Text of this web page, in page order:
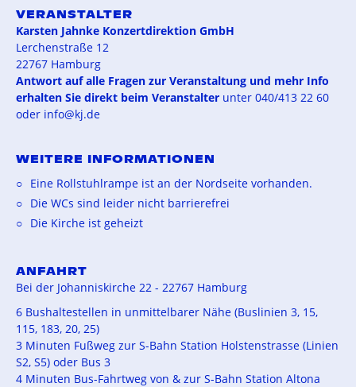
VERANSTALTER
Karsten Jahnke Konzertdirektion GmbH
Lerchenstraße 12
22767 Hamburg
Antwort auf alle Fragen zur Veranstaltung und mehr Info
erhalten Sie direkt beim Veranstalter unter 040/413 22 60
oder info@kj.de
WEITERE INFORMATIONEN
Eine Rollstuhlrampe ist an der Nordseite vorhanden.
Die WCs sind leider nicht barrierefrei
Die Kirche ist geheizt
ANFAHRT
Bei der Johanniskirche 22 - 22767 Hamburg
6 Bushaltestellen in unmittelbarer Nähe (Buslinien 3, 15,
115, 183, 20, 25)
3 Minuten Fußweg zur S-Bahn Station Holstenstrasse (Linien
S2, S5) oder Bus 3
4 Minuten Bus-Fahrtweg von & zur S-Bahn Station Altona